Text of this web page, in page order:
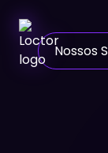
Nossos